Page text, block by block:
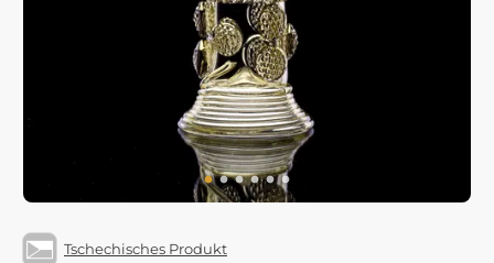
Tschechisches Produkt